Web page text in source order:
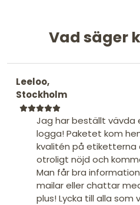
Vad säger
Leeloo,
Stockholm
Jag har beställt
logga! Paketet kom
kvalitén på etiketterna
otroligt nöjd och
Man får bra
mailar eller chattar
plus! Lycka till alla som